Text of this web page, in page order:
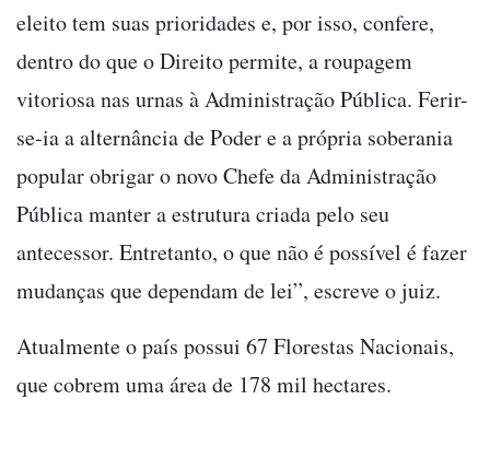
eleito tem suas prioridades e, por isso, confere,
dentro do que o Direito permite, a roupagem
vitoriosa nas urnas à Administração Pública. Ferir-
se-ia a alternância de Poder e a própria soberania
popular obrigar o novo Chefe da Administração
Pública manter a estrutura criada pelo seu
antecessor. Entretanto, o que não é possível é fazer
mudanças que dependam de lei”, escreve o juiz.
Atualmente o país possui 67 Florestas Nacionais,
que cobrem uma área de 178 mil hectares.